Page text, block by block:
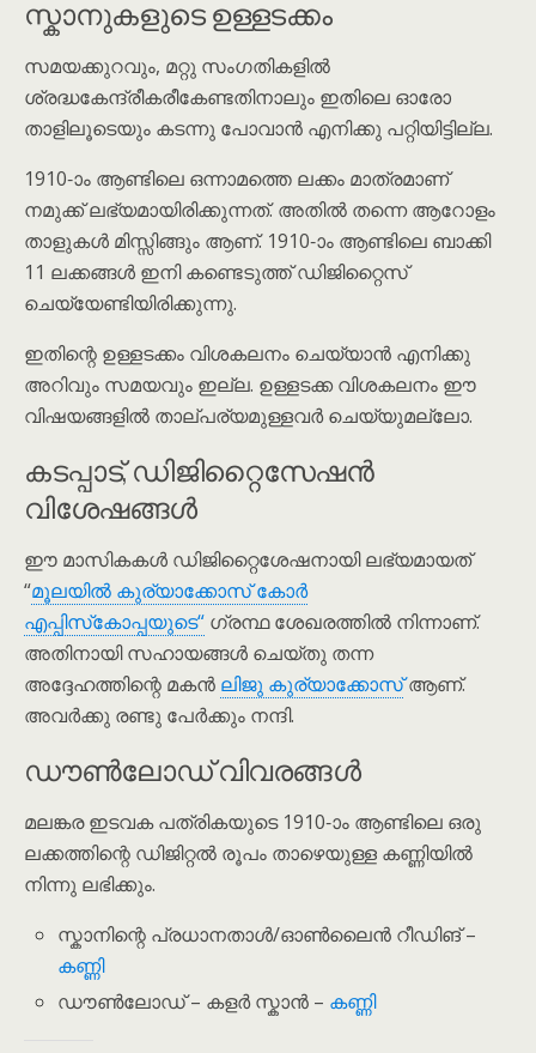
സ്കാനുകളുടെ ഉള്ളടക്കം
സമയക്കുറവും, മറ്റു സംഗതികളിൽ
ശ്രദ്ധകേന്ദ്രീകരീകേണ്ടതിനാലും ഇതിലെ ഓരോ
താളിലൂടെയും കടന്നു പോവാൻ എനിക്കു പറ്റിയിട്ടില്ല.
1910-ാം ആണ്ടിലെ ഒന്നാമത്തെ ലക്കം മാത്രമാണ്
നമുക്ക് ലഭ്യമായിരിക്കുന്നത്. അതിൽ തന്നെ ആറോളം
താളുകൾ മിസ്സിങ്ങും ആണ്. 1910-ാം ആണ്ടിലെ ബാക്കി
11 ലക്കങ്ങൾ ഇനി കണ്ടെടുത്ത് ഡിജിറ്റൈസ്
ചെയ്യേണ്ടിയിരിക്കുന്നു.
ഇതിന്റെ ഉള്ളടക്കം വിശകലനം ചെയ്യാൻ എനിക്കു
അറിവും സമയവും ഇല്ല. ഉള്ളടക്ക വിശകലനം ഈ
വിഷയങ്ങളിൽ താല്പര്യമുള്ളവർ ചെയ്യുമല്ലോ.
കടപ്പാട്, ഡിജിറ്റൈസേഷൻ
വിശേഷങ്ങൾ
ഈ മാസികകൾ ഡിജിറ്റൈശേഷനായി ലഭ്യമായത്
“മൂലയില്‍ കുര്യാക്കോസ് കോര്‍
എപ്പിസ്‌കോപ്പയുടെ“ ഗ്രന്ഥ ശേഖരത്തിൽ നിന്നാണ്.
അതിനായി സഹായങ്ങൾ ചെയ്തു തന്ന
അദ്ദേഹത്തിന്റെ മകൻ ലിജു കുര്യാക്കോസ്ആണ്.
അവർക്കു രണ്ടു പേർക്കും നന്ദി.
ഡൗൺലോഡ് വിവരങ്ങൾ
മലങ്കര ഇടവക പത്രികയുടെ 1910-ാം ആണ്ടിലെ ഒരു
ലക്കത്തിന്റെ ഡിജിറ്റൽ രൂപം താഴെയുള്ള കണ്ണിയിൽ
നിന്നു ലഭിക്കും.
സ്കാനിന്റെ പ്രധാനതാൾ/ഓൺലൈൻ റീഡിങ് –
കണ്ണി
ഡൗൺലോഡ് – കളർ സ്കാൻ – കണ്ണി